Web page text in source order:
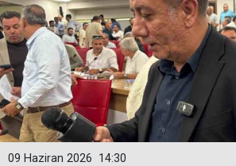
14:30
09 Haziran 2026